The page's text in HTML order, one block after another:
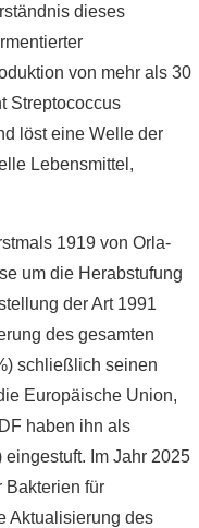
dieses
von mehr als 30
Streptococcus
löst eine Welle der
Lebensmittel,
1919 von Orla-
um die Herabstufung
der Art 1991
des gesamten
schließlich seinen
Europäische Union,
haben ihn als
Im Jahr 2025
Bakterien für
Aktualisierung des